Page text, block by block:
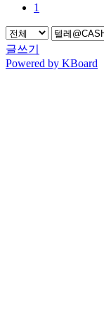
1
글쓰기
Powered by KBoard